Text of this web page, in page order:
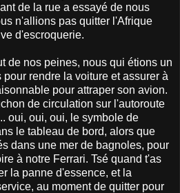
de la rue a essayé de nous
n'allions pas quitter l'Afrique
d'escroquerie.
de nos peines, nous qui étions un
rendre la voiture et assurer à
pour attraper son avion.
de circulation sur l'autoroute
oui, oui, oui, le symbole de
le tableau de bord, alors que
dans une mer de bagnoles, pour
à notre Ferrari. Tsé quand t'as
la panne d'essence, et la
au moment de quitter pour